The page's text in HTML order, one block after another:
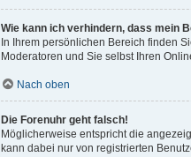
Wie kann ich verhindern, dass mein
In Ihrem persönlichen Bereich finden
Moderatoren und Sie selbst Ihren
Nach oben
Die Forenuhr geht falsch!
Möglicherweise entspricht die
kann dabei nur von registrierten